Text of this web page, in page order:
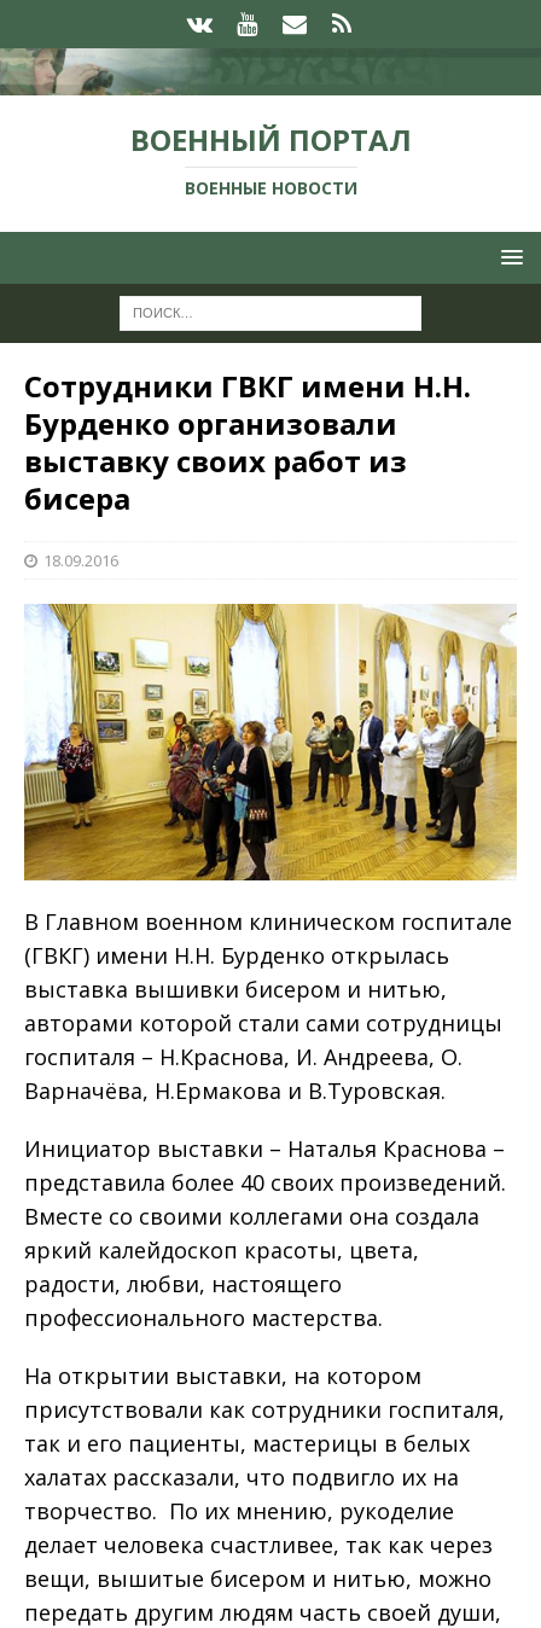
ВОЕННЫЙ ПОРТАЛ
ВОЕННЫЕ НОВОСТИ
Сотрудники ГВКГ имени Н.Н.
Бурденко организовали
выставку своих работ из
бисера
18.09.2016
В Главном военном клиническом госпитале
(ГВКГ) имени Н.Н. Бурденко открылась
выставка вышивки бисером и нитью,
авторами которой стали сами сотрудницы
госпиталя – Н.Краснова, И. Андреева, О.
Варначёва, Н.Ермакова и В.Туровская.
Инициатор выставки – Наталья Краснова ­–
представила более 40 своих произведений.
Вместе со своими коллегами она создала
яркий калейдоскоп красоты, цвета,
радости, любви, настоящего
профессионального мастерства.
На открытии выставки, на котором
присутствовали как сотрудники госпиталя,
так и его пациенты, мастерицы в белых
халатах рассказали, что подвигло их на
творчество. По их мнению, рукоделие
делает человека счастливее, так как через
вещи, вышитые бисером и нитью, можно
передать другим людям часть своей души,